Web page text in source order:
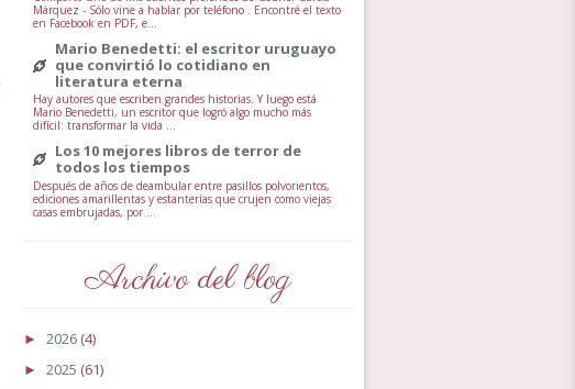
Márquez - Sólo vine a hablar por teléfono . Encontré el texto
en Facebook en PDF, e...
Mario Benedetti: el escritor uruguayo
que convirtió lo cotidiano en
literatura eterna
Hay autores que escriben grandes historias. Y luego está
Mario Benedetti, un escritor que logró algo mucho más
difícil: transformar la vida ...
Los 10 mejores libros de terror de
todos los tiempos
Después de años de deambular entre pasillos polvorientos,
ediciones amarillentas y estanterías que crujen como viejas
casas embrujadas, por ...
Archivo del blog
► 2026 (4)
► 2025 (61)